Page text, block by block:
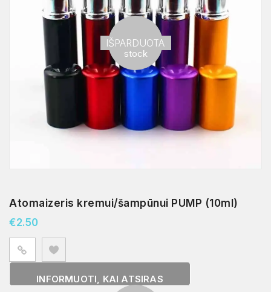
Out of
stock
IŠPARDUOTA
Atomaizeris kremui/šampūnui PUMP (10ml)
€2.50
INFORMUOTI, KAI ATSIRAS